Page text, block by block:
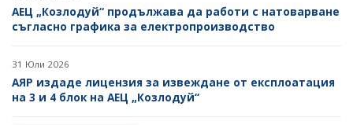
АЕЦ „Козлодуй“ продължава да работи с натоварване
съгласно графика за електропроизводство
31 Юли 2026
АЯР издаде лицензия за извеждане от експлоатация
на 3 и 4 блок на АЕЦ „Козлодуй“